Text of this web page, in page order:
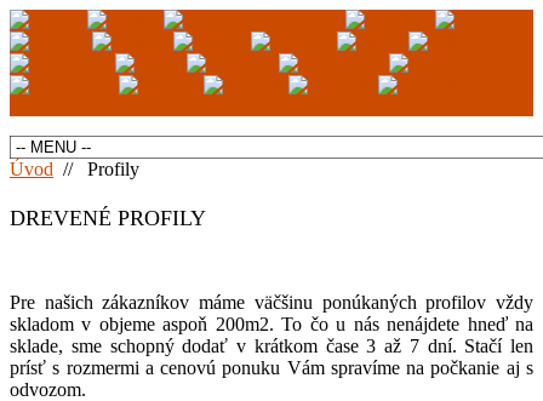
Úvod // Profily
DREVENÉ PROFILY
Pre našich zákazníkov máme väčšinu ponúkaných profilov vždy
skladom v objeme aspoň 200m2. To čo u nás nenájdete hneď na
sklade, sme schopný dodať v krátkom čase 3 až 7 dní. Stačí len
prísť s rozmermi a cenovú ponuku Vám spravíme na počkanie aj s
odvozom.